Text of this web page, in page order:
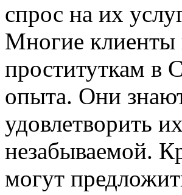
спрос на их
Многие клиенты
проституткам в
опыта. Они
удовлетворить
незабываемой.
могут